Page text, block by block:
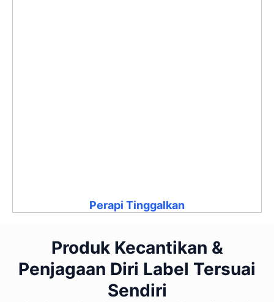
Perapi Tinggalkan
Produk Kecantikan &
Penjagaan Diri Label Tersuai
Sendiri